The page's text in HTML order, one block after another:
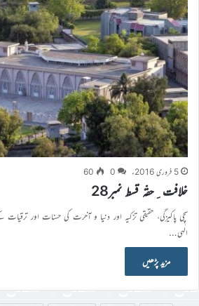
5 فروری 2016ء 0
60
خلافت ِحقّہ قسط نمبر28
سچی پاکیزگی، حقیقی تزکیہ اور دنیا و آخرت کی حسنات اور
الٰہی…
مزید پڑھیں